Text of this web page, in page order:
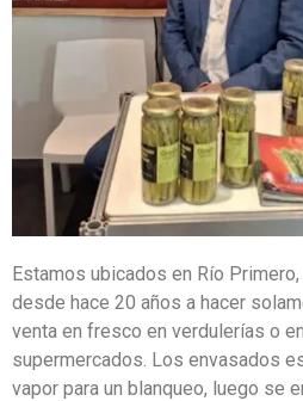
Estamos ubicados en Río
desde hace 20 años a hacer
venta en fresco en verdulerías o
supermercados. Los envasados
vapor para un blanqueo, luego se